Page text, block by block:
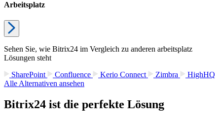
Arbeitsplatz
Sehen Sie, wie Bitrix24 im Vergleich zu anderen arbeitsplatz
Lösungen steht
SharePoint
Confluence Kerio Connect Zimbra
HighHQ
Alle Alternativen ansehen
Bitrix24 ist die perfekte Lösung